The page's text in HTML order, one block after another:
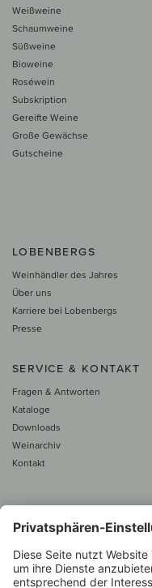
Weißweine
Schaumweine
Süßweine
Bioweine
Roséwein
Subskription
Gereifte Weine
Große Gewächse
Gutscheine
LOBENBERGS
Weinhändler des Jahres
Über uns
Karriere bei Lobenbergs
Presse
SERVICE & KONTAKT
Fragen & Antworten
Kataloge
Downloads
Weinarchiv
Kontakt